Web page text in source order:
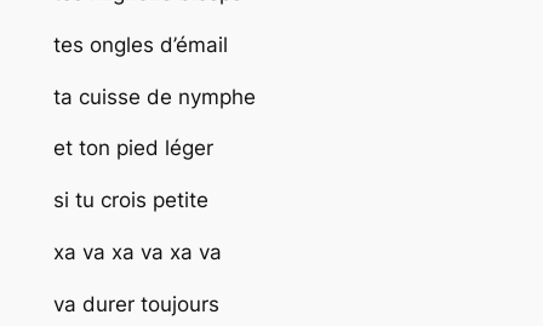
tes ongles d’émail
ta cuisse de nymphe
et ton pied léger
si tu crois petite
xa va xa va xa va
va durer toujours